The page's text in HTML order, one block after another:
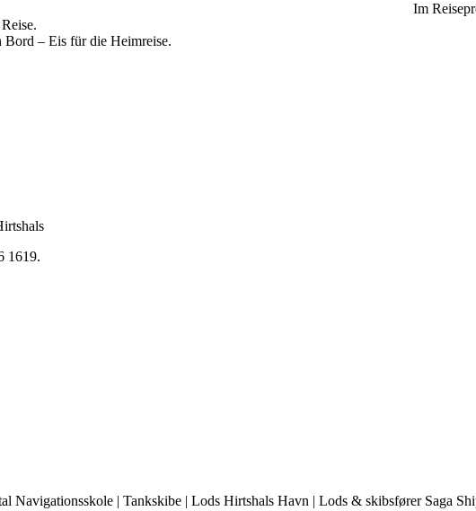
Im Reisepreis inbegriffen sind:
Bier, Wasser, Kaffee und Tee
an Bord – Eis für die Heimreise. Rundfische
1619.
Navigationsskole | Tankskibe | Lods Hirtshals Havn | Lods & skibsfører Saga